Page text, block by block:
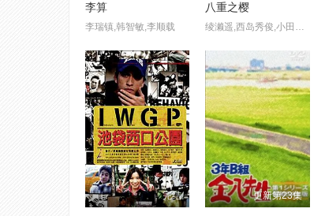
李算
李瑞镇,韩智敏,李顺载
八重之樱
绫濑遥,西岛秀俊,小田切让,长谷川博己,风吹淳,松重丰,长谷川京子,玉山铁二,贯地谷诗穗梨,市川实日子,刚力彩芽,谷村美月,水原希子,中村苍,绫野刚,黑木明纱,小泉孝太郎,中村狮童,古川雄辉,胜地凉,斋藤工,池内博之,北村有起哉,冈田义德,六平直政,德重聪,及川光博
完结 更新第23集